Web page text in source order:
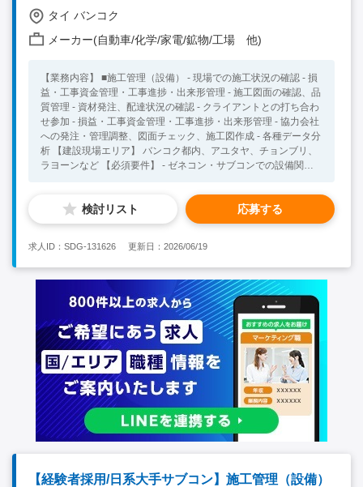
タイ バンコク
メーカー(自動車/化学/家電/鉱物/工場 他)
【業務内容】 ■施工管理（設備） - 現場での施工状況の確認 - 損
益・工事資金管理・工事進捗・出来形管理 - 施工図面の確認、品
質管理 - 資材発注、配達状況の確認 - クライアントとの打ち合わ
せ参加 - 損益・工事資金管理・工事進捗・出来形管理 - 協力会社
への発注・管理調整、図面チェック、施工図作成 - 各種データ分
析 【建設現場エリア】 バンコク都内、アユタヤ、チョンブリ、
ラヨーンなど 【必須要件】 - ゼネコン・サブコンでの設備関連
士資格を保持していること - 大規模な建築物や特殊な構造物（商
業施設、マンション、高層ビル等）の構造設計経験があること -
検討リスト 応募する
求人ID：SDG-131626 更新日：2026/06/19
【経験者採用/日系大手サブコン】施工管理（設備）